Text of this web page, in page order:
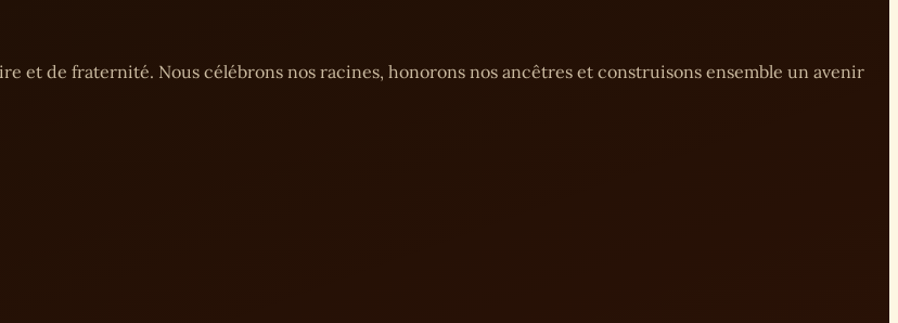
et de fraternité. Nous célébrons nos racines, honorons nos ancêtres et construisons ensemble un avenir